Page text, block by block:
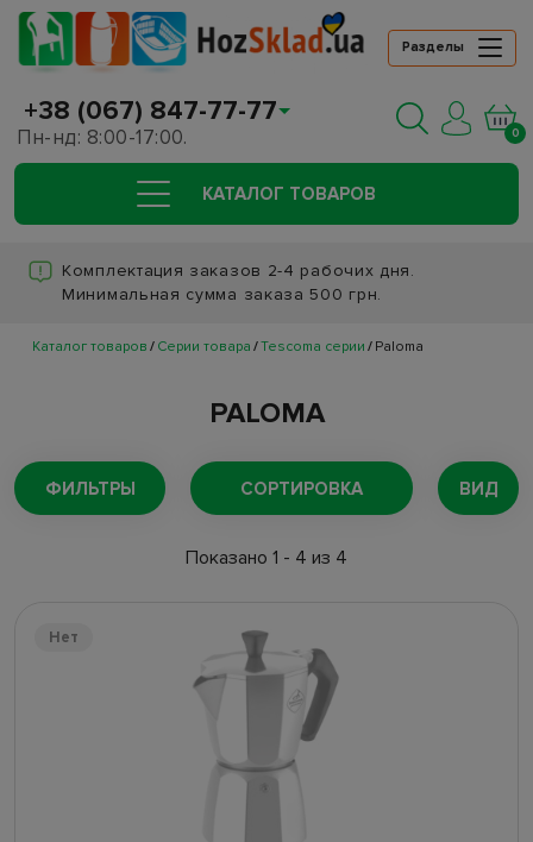
Разделы
+38 (067) 847-77-77
Пн-нд: 8:00-17:00. 0
КАТАЛОГ ТОВАРОВ
Комплектация заказов 2-4 рабочих дня.
Минимальная сумма заказа 500 грн.
Каталог товаров Серии товара Tescoma серии Paloma
PALOMA
ФИЛЬТРЫ СОРТИРОВКА ВИД
Показано 1 - 4 из 4
Нет